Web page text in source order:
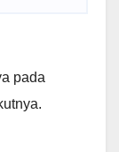
pada